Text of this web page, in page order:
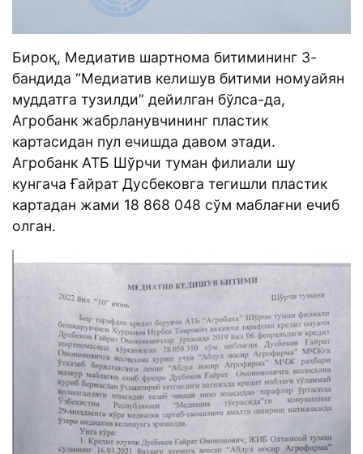
Бироқ, Медиатив шартнома битимининг 3-
бандида “Медиатив келишув битими номуайян
муддатга тузилди” дейилган бўлса-да,
Агробанк жабрланувчининг пластик
картасидан пул ечишда давом этади.
Агробанк АТБ Шўрчи туман филиали шу
кунгача Ғайрат Дусбековга тегишли пластик
картадан жами 18 868 048 сўм маблағни ечиб
олган.